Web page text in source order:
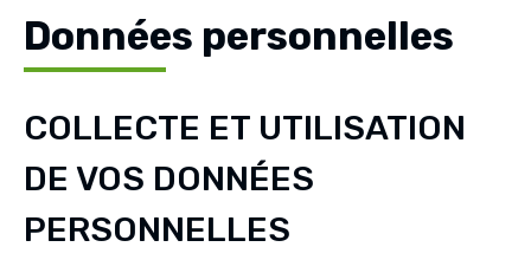
Données personnelles
COLLECTE ET UTILISATION
DE VOS DONNÉES
PERSONNELLES